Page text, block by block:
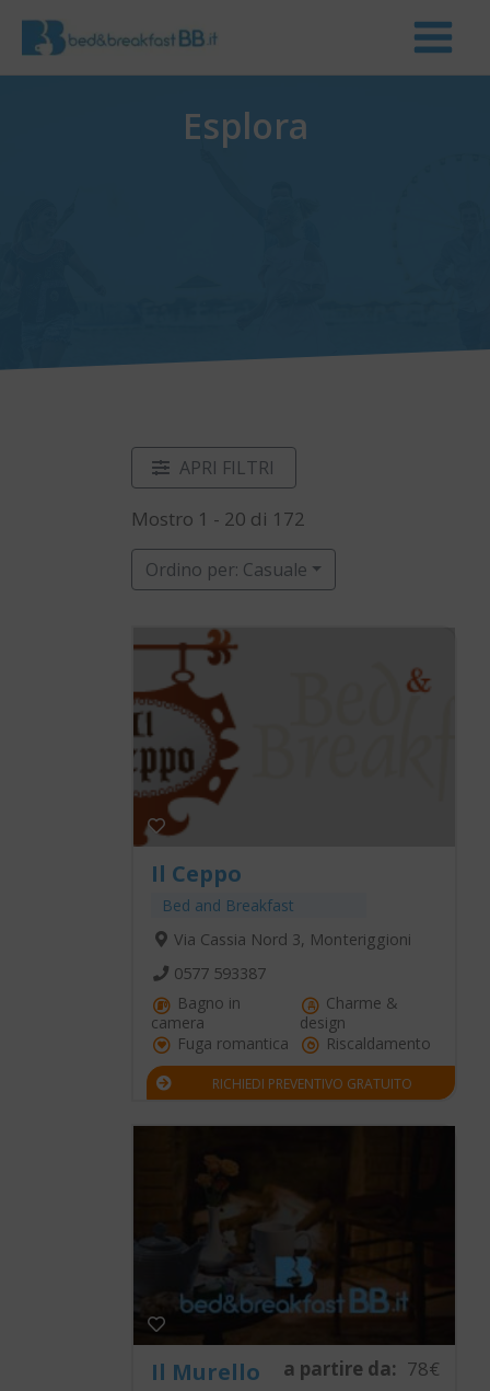
Esplora
APRI FILTRI
Mostro 1 - 20 di 172
Ordino per: Casuale
Il Ceppo
Bed and Breakfast
Via Cassia Nord 3, Monteriggioni
0577 593387
Bagno in
camera
Charme &
design
Fuga romantica
Riscaldamento
RICHIEDI PREVENTIVO GRATUITO
Il Murello a partire da: 78€